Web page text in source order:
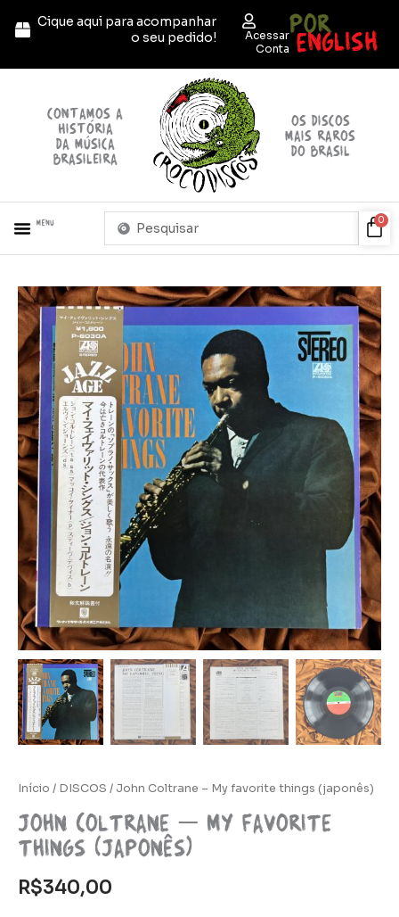
para
conteúdo
Cique aqui para acompanhar
o seu pedido!
Acessar
Conta
POR
ENGLISH
contamos a
história
da música
brasileira
OS discos
mais raros
do brasil
Menu
Pesquisar
0
Início / DISCOS / John Coltrane – My favorite things (japonês)
John Coltrane – My favorite
things (japonês)
R$340,00